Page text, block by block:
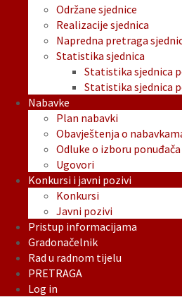
Održane sjednice
Realizacije sjednica
Napredna pretraga
Statistika sjednica
Statistika sjednica
Statistika sjednica
Nabavke
Plan nabavki
Obavještenja o
Odluke o izboru ponuđača
Ugovori
Konkursi i javni pozivi
Konkursi
Javni pozivi
Pristup informacijama
Gradonačelnik
Rad u radnom tijelu
PRETRAGA
Log in